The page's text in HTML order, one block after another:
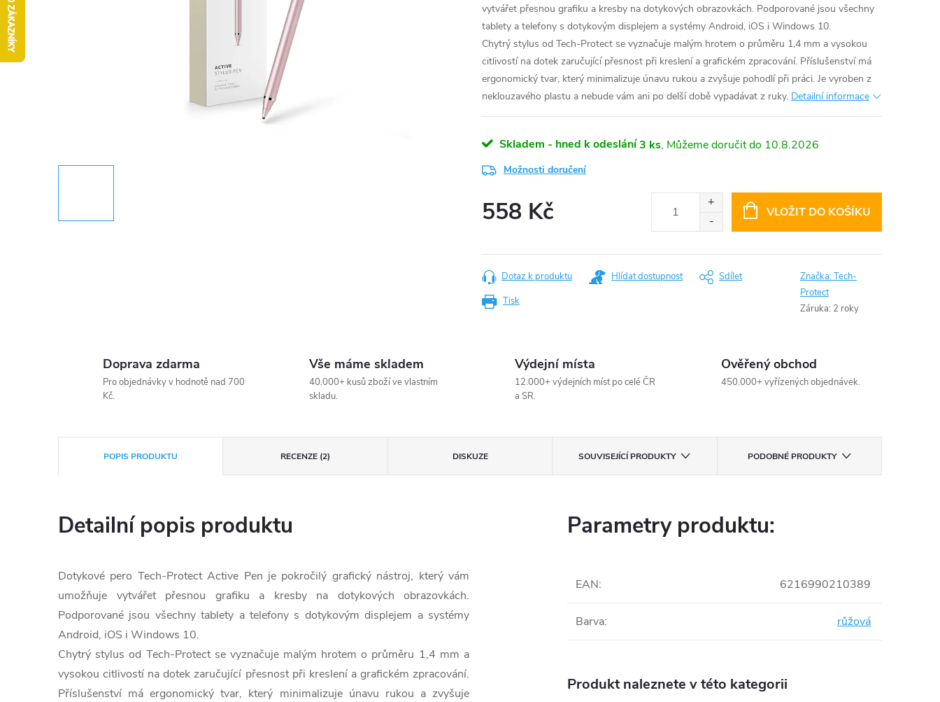
vytvářet přesnou grafiku a kresby na dotykových obrazovkách. Podporované jsou všechny
tablety a telefony s dotykovým displejem a systémy Android, iOS i Windows 10.
Chytrý stylus od Tech-Protect se vyznačuje malým hrotem o průměru 1,4 mm a vysokou
citlivostí na dotek zaručující přesnost při kreslení a grafickém zpracování. Příslušenství má
ergonomický tvar, který minimalizuje únavu rukou a zvyšuje pohodlí při práci. Je vyroben z
neklouzavého plastu a nebude vám ani po delší době vypadávat z ruky. Detailní informace
Skladem - hned k odeslání3 ks 10.8.2026
Možnosti doručení
558 Kč VLOŽIT DO KOŠÍKU
Tisk
Dotaz k produktu Hlídat dostupnost Sdílet Značka:Tech-
Protect
Záruka: 2 roky
Doprava zdarma
Pro objednávky v hodnotě nad 700
Kč.
Vše máme skladem
40.000+ kusů zboží ve vlastním
skladu.
Výdejní místa
12.000+ výdejních míst po celé ČR
a SR.
Ověřený obchod
450.000+ vyřízených objednávek.
POPIS PRODUKTU RECENZE (2) DISKUZE SOUVISEJÍCÍ PRODUKTY PODOBNÉ PRODUKTY
Detailní popis produktu
Dotykové pero Tech-Protect Active Pen je pokročilý grafický nástroj, který vám
umožňuje vytvářet přesnou grafiku a kresby na dotykových obrazovkách.
Podporované jsou všechny tablety a telefony s dotykovým displejem a systémy
Android, iOS i Windows 10.
Chytrý stylus od Tech-Protect se vyznačuje malým hrotem o průměru 1,4 mm a
vysokou citlivostí na dotek zaručující přesnost při kreslení a grafickém zpracování.
Příslušenství má ergonomický tvar, který minimalizuje únavu rukou a zvyšuje
Parametry produktu:
EAN: 6216990210389
Barva: růžová
Produkt naleznete v této kategorii